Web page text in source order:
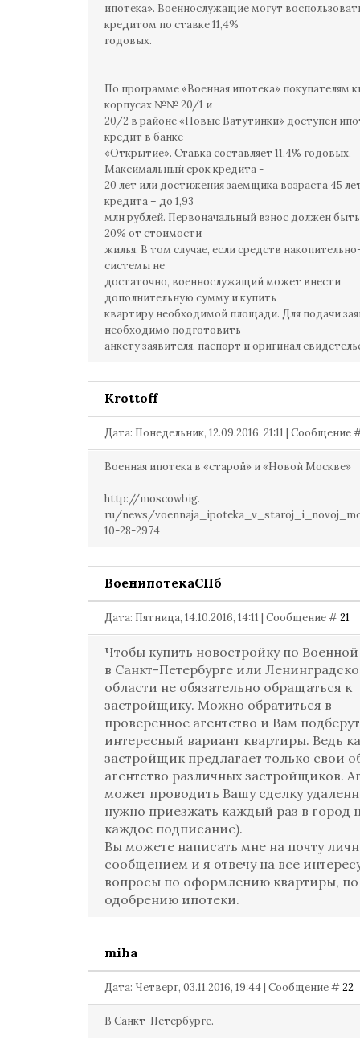
ипотека». Военнослужащие могут
кредитом по ставке 11,4%
годовых.
По программе «Военная ипотека» покупателям
корпусах №№ 20/1 и
20/2 в районе «Новые Ватутинки» доступен
кредит в банке
«Открытие». Ставка составляет 11,4% годовых.
Максимальный срок кредита -
20 лет или достижения заемщика возраста 45
кредита – до 1,93
млн рублей. Первоначальный взнос должен
20% от стоимости
жилья. В том случае, если средств
системы не
достаточно, военнослужащий может внести
дополнительную сумму и купить
квартиру необходимой площади. Для подачи
необходимо подготовить
анкету заявителя, паспорт и оригинал
Krottoff
Дата: Понедельник, 12.09.2016, 21:11 | Сообщение
Военная ипотека в «старой» и «Новой Москве»
http://moscowbig.
ru/news/
10-28-2974
ВоенипотекаСПб
Дата: Пятница, 14.10.2016, 14:11 | Сообщение #21
Чтобы купить новостройку по
в Санкт-Петербурге или
области не обязательно обращаться к
застройщику. Можно обратиться в
проверенное агентство и Вам подберут
интересный вариант квартиры. Ведь
застройщик предлагает только свои
агентство различных застройщиков.
может проводить Вашу сделку
нужно приезжать каждый раз в город
каждое подписание).
Вы можете написать мне на почту
сообщением и я отвечу на все
вопросы по оформлению квартиры, по
одобрению ипотеки.
miha
Дата: Четверг, 03.11.2016, 19:44 | Сообщение #22
В Санкт-Петербурге.